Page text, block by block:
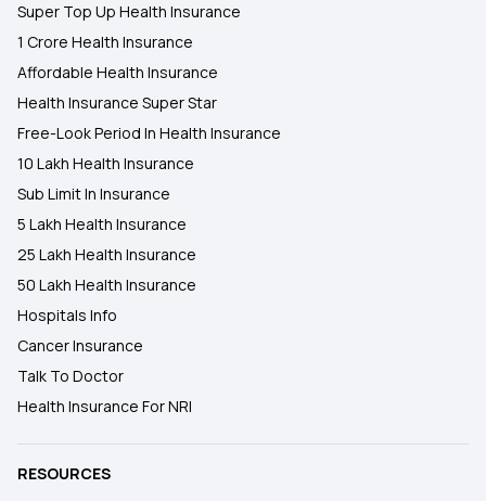
Super Top Up Health Insurance
1 Crore Health Insurance
Affordable Health Insurance
Health Insurance Super Star
Free-Look Period In Health Insurance
10 Lakh Health Insurance
Sub Limit In Insurance
5 Lakh Health Insurance
25 Lakh Health Insurance
50 Lakh Health Insurance
Hospitals Info
Cancer Insurance
Talk To Doctor
Health Insurance For NRI
RESOURCES